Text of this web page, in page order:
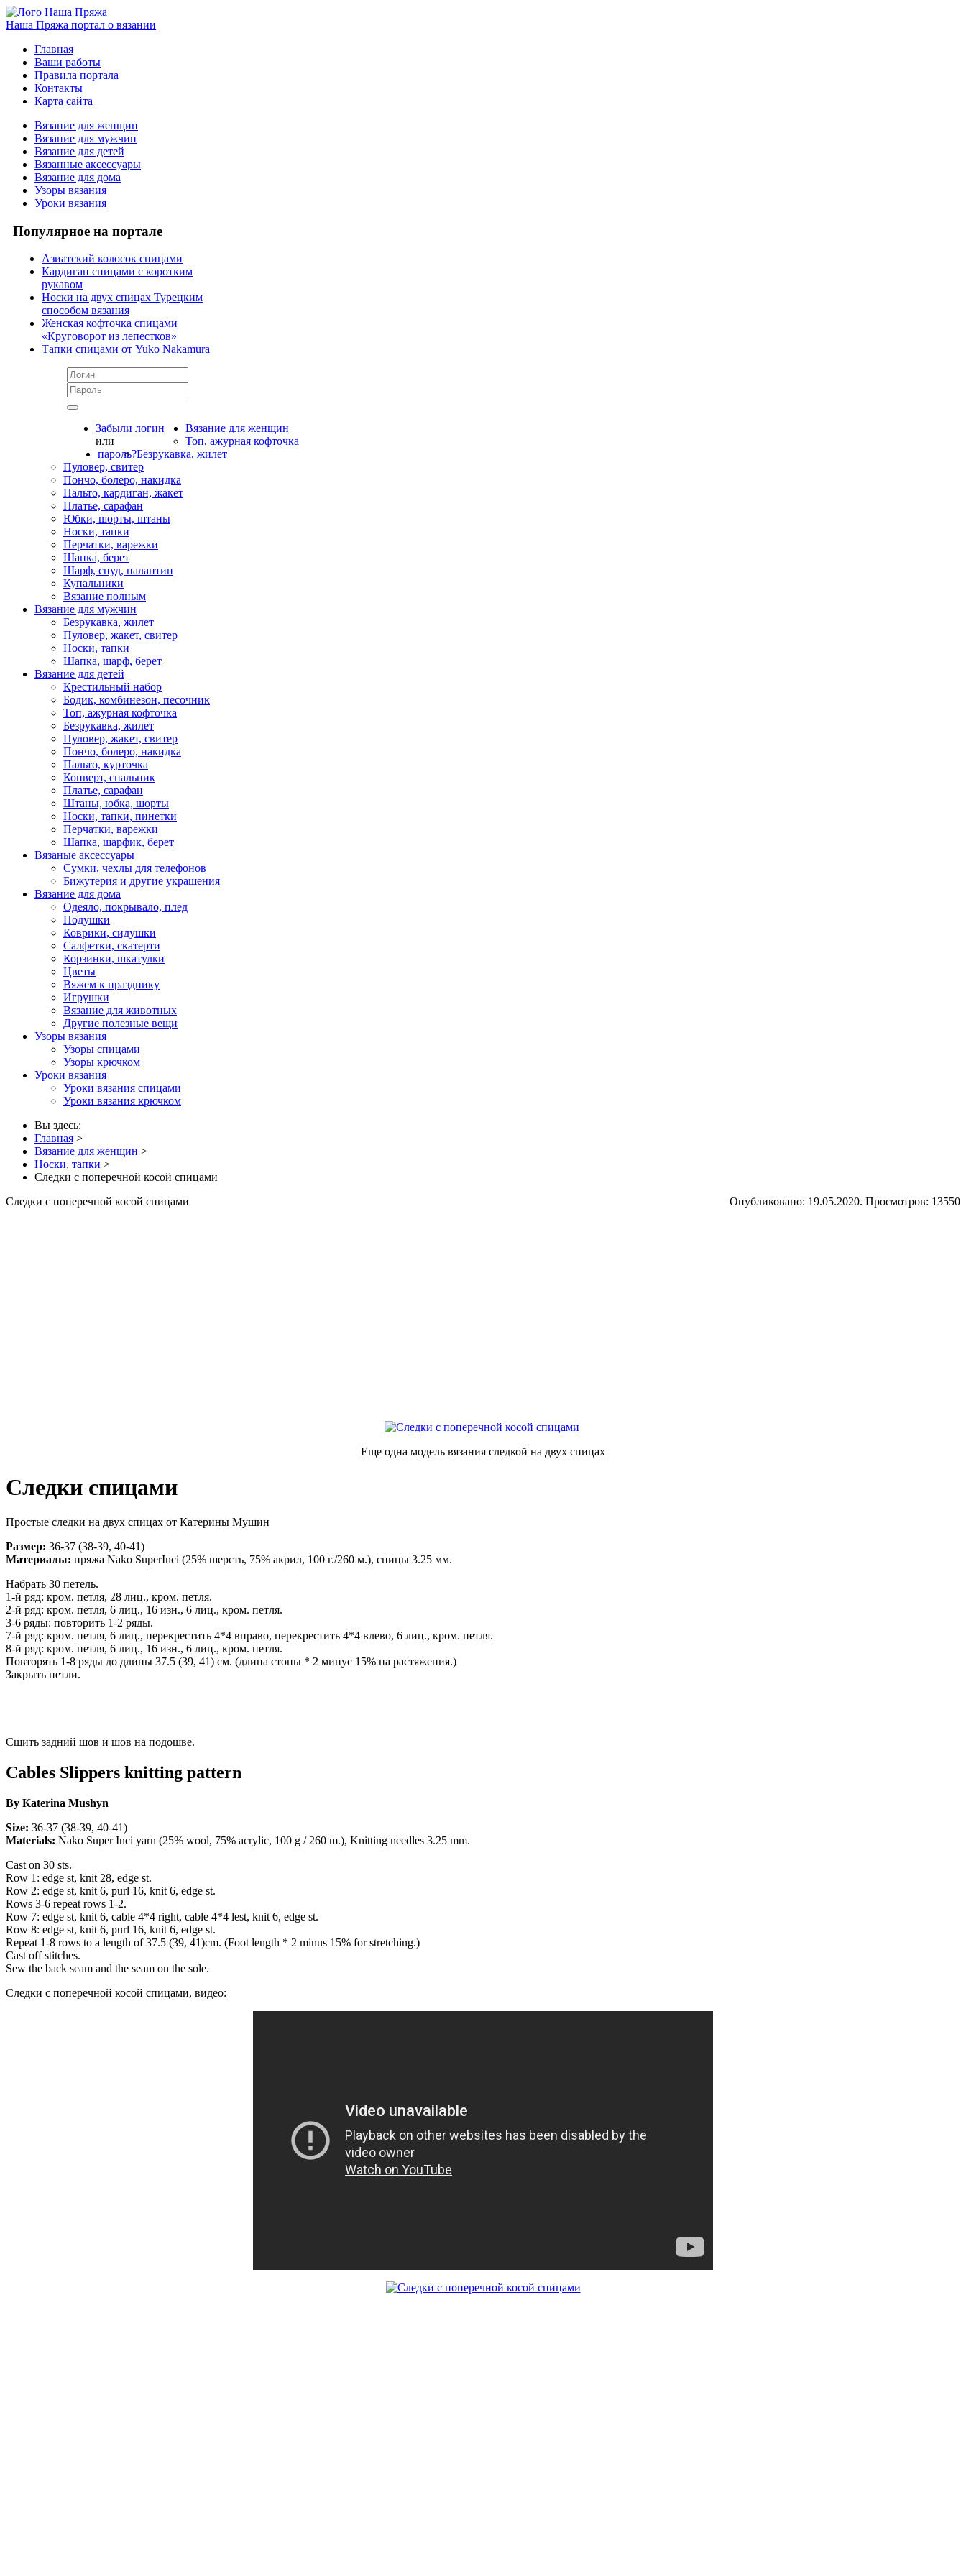
Наша Пряжа портал о вязании
Главная
Ваши работы
Правила портала
Контакты
Карта сайта
Вязание для женщин
Вязание для мужчин
Вязание для детей
Вязанные аксессуары
Вязание для дома
Узоры вязания
Уроки вязания
Популярное на портале
Азиатский колосок спицами
Кардиган спицами с коротким
рукавом
Носки на двух спицах Турецким
способом вязания
Женская кофточка спицами
«Круговорот из лепестков»
Тапки спицами от Yuko Nakamura
Забыли логин
или
пароль?
Вязание для женщин
Топ, ажурная кофточка
Безрукавка, жилет
Пуловер, свитер
Пончо, болеро, накидка
Пальто, кардиган, жакет
Платье, сарафан
Юбки, шорты, штаны
Носки, тапки
Перчатки, варежки
Шапка, берет
Шарф, снуд, палантин
Купальники
Вязание полным
Вязание для мужчин
Безрукавка, жилет
Пуловер, жакет, свитер
Носки, тапки
Шапка, шарф, берет
Вязание для детей
Крестильный набор
Бодик, комбинезон, песочник
Топ, ажурная кофточка
Безрукавка, жилет
Пуловер, жакет, свитер
Пончо, болеро, накидка
Пальто, курточка
Конверт, спальник
Платье, сарафан
Штаны, юбка, шорты
Носки, тапки, пинетки
Перчатки, варежки
Шапка, шарфик, берет
Вязаные аксессуары
Сумки, чехлы для телефонов
Бижутерия и другие украшения
Вязание для дома
Одеяло, покрывало, плед
Подушки
Коврики, сидушки
Салфетки, скатерти
Корзинки, шкатулки
Цветы
Вяжем к празднику
Игрушки
Вязание для животных
Другие полезные вещи
Узоры вязания
Узоры спицами
Узоры крючком
Уроки вязания
Уроки вязания спицами
Уроки вязания крючком
Вы здесь:
Главная >
Вязание для женщин >
Носки, тапки >
Следки с поперечной косой спицами
Следки с поперечной косой спицами
Опубликовано: 19.05.2020. Просмотров: 13550
Еще одна модель вязания следкой на двух спицах
Следки спицами
Простые следки на двух спицах от Катерины Мушин
Размер: 36-37 (38-39, 40-41)
Материалы: пряжа Nako SuperInci (25% шерсть, 75% акрил, 100 г./260 м.), спицы 3.25 мм.
Набрать 30 петель.
1-й ряд: кром. петля, 28 лиц., кром. петля.
2-й ряд: кром. петля, 6 лиц., 16 изн., 6 лиц., кром. петля.
3-6 ряды: повторить 1-2 ряды.
7-й ряд: кром. петля, 6 лиц., перекрестить 4*4 вправо, перекрестить 4*4 влево, 6 лиц., кром. петля.
8-й ряд: кром. петля, 6 лиц., 16 изн., 6 лиц., кром. петля.
Повторять 1-8 ряды до длины 37.5 (39, 41) см. (длина стопы * 2 минус 15% на растяжения.)
Закрыть петли.
Сшить задний шов и шов на подошве.
Cables Slippers knitting pattern
By Katerina Mushyn
Size: 36-37 (38-39, 40-41)
Materials: Nako Super Inci yarn (25% wool, 75% acrylic, 100 g / 260 m.), Knitting needles 3.25 mm.
Cast on 30 sts.
Row 1: edge st, knit 28, edge st.
Row 2: edge st, knit 6, purl 16, knit 6, edge st.
Rows 3-6 repeat rows 1-2.
Row 7: edge st, knit 6, cable 4*4 right, cable 4*4 lest, knit 6, edge st.
Row 8: edge st, knit 6, purl 16, knit 6, edge st.
Repeat 1-8 rows to a length of 37.5 (39, 41)cm. (Foot length * 2 minus 15% for stretching.)
Cast off stitches.
Sew the back seam and the seam on the sole.
Следки с поперечной косой спицами, видео: